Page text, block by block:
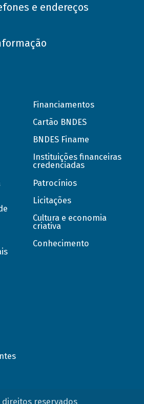
e endereços
Financiamentos
Cartão BNDES
BNDES Finame
Instituições financeiras
credenciadas
Patrocínios
Licitações
Cultura e economia
criativa
Conhecimento
direitos reservados